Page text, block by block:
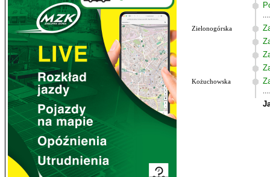
Zielonogórska
Kożuchowska